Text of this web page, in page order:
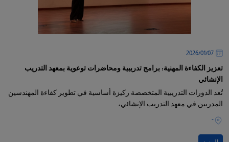
07‏/01‏/2026
تعزيز الكفاءة المهنية: برامج تدريبية ومحاضرات توعوية بمعهد التدريب
الإنشائي
تُعد الدورات التدريبية المتخصصة ركيزة أساسية في تطوير كفاءة المهندسين
المدربين في معهد التدريب الإنشائي،
-